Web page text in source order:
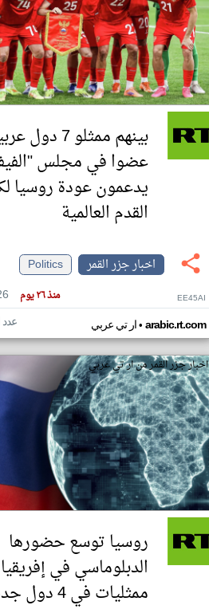
عضوا في مجلس
يدعمون عودة روسيا
القدم العالمية
اخبار جزر القمر
Politics
منذ ٢٦ يوم EE45AI
ار تي عربي• arabic.rt.com عدد
اخبار جزر القمر من ار تي عربي
روسيا توسع حضورها
الدبلوماسي في
ممثليات في 4 دول جديدة